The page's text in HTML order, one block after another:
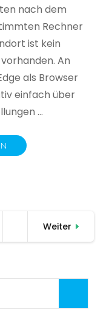
nach dem
Rechner
ist kein
An
als Browser
einfach über
…
Weiter